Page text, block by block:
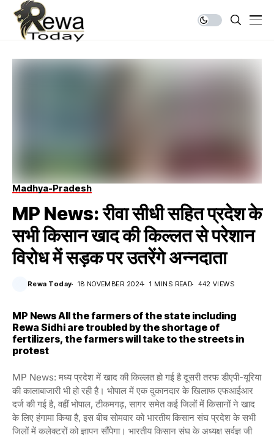
Madhya-Pradesh
MP News: रीवा सीधी सहित प्रदेश के
सभी किसान खाद की किल्लत से परेशान
विरोध में सड़क पर उतरेंगे अन्नदाता
Rewa Today 18 NOVEMBER 2024 1 MINS READ 442 VIEWS
MP News All the farmers of the state including
Rewa Sidhi are troubled by the shortage of
fertilizers, the farmers will take to the streets in
protest
MP News: मध्य प्रदेश में खाद की किल्लत हो गई है दूसरी तरफ डीएपी-यूरिया
की कालाबाजारी भी हो रही है। भोपाल में एक दुकानदार के खिलाफ एफआईआर
दर्ज की गई है, वहीं भोपाल, टीकमगढ़, सागर समेत कई जिलों में किसानों ने खाद
के लिए हंगामा किया है, इस बीच सोमवार को भारतीय किसान संघ प्रदेश के सभी
जिलों में कलेक्टरों को ज्ञापन सौंपेगा। भारतीय किसान संघ के अध्यक्ष सर्वज्ञ जी